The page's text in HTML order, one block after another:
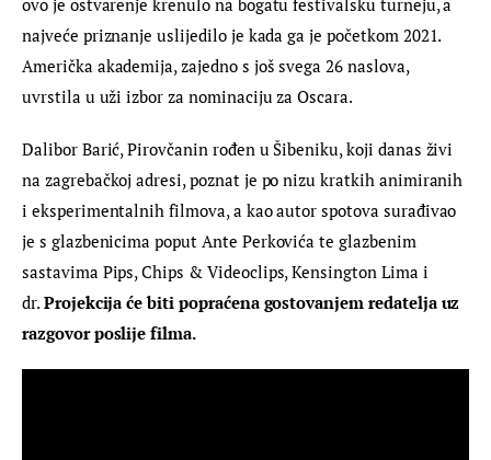
ovo je ostvarenje krenulo na bogatu festivalsku turneju, a
najveće priznanje uslijedilo je kada ga je početkom 2021.
Američka akademija, zajedno s još svega 26 naslova,
uvrstila u uži izbor za nominaciju za Oscara.
Dalibor Barić, Pirovčanin rođen u Šibeniku, koji danas živi
na zagrebačkoj adresi, poznat je po nizu kratkih animiranih
i eksperimentalnih filmova, a kao autor spotova surađivao
je s glazbenicima poput Ante Perkovića te glazbenim
sastavima Pips, Chips & Videoclips, Kensington Lima i
dr. Projekcija će biti popraćena gostovanjem redatelja uz
razgovor poslije filma.